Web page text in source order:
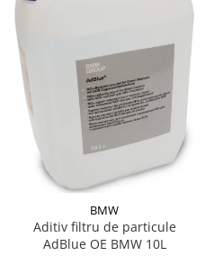
BMW
Aditiv filtru de particule
AdBlue OE BMW 10L